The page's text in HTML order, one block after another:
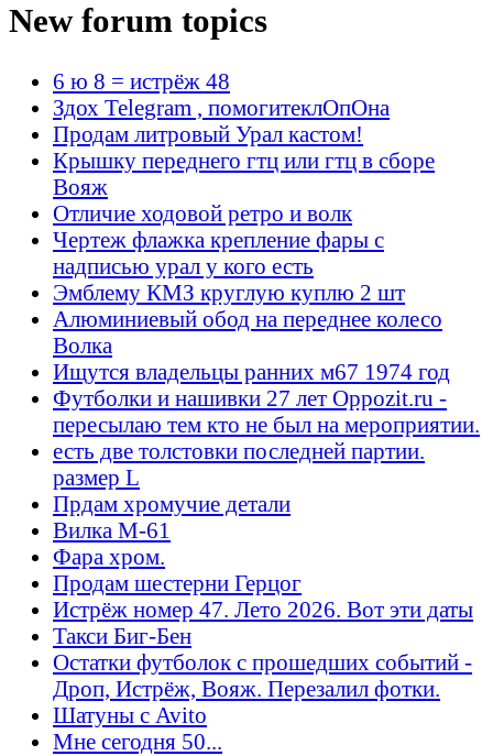
New forum topics
6 ю 8 = истрёж 48
Здох Telegram , помогитеклОпОна
Продам литровый Урал кастом!
Крышку переднего гтц или гтц в сборе
Вояж
Отличие ходовой ретро и волк
Чертеж флажка крепление фары с
надписью урал у кого есть
Эмблему КМЗ круглую куплю 2 шт
Алюминиевый обод на переднее колесо
Волка
Ищутся владельцы ранних м67 1974 год
Футболки и нашивки 27 лет Oppozit.ru -
пересылаю тем кто не был на мероприятии.
есть две толстовки последней партии.
размер L
Прдам хромучие детали
Вилка М-61
Фара хром.
Продам шестерни Герцог
Истрёж номер 47. Лето 2026. Вот эти даты
Такси Биг-Бен
Остатки футболок с прошедших событий -
Дроп, Истрёж, Вояж. Перезалил фотки.
Шатуны с Avito
Мне сегодня 50...